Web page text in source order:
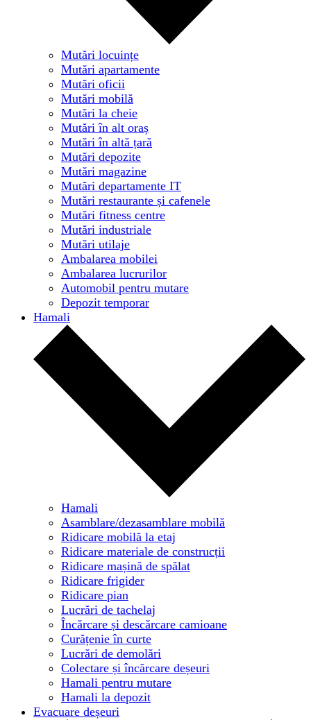
Mutări locuințe
Mutări apartamente
Mutări oficii
Mutări mobilă
Mutări la cheie
Mutări în alt oraș
Mutări în altă țară
Mutări depozite
Mutări magazine
Mutări departamente IT
Mutări restaurante și cafenele
Mutări fitness centre
Mutări industriale
Mutări utilaje
Ambalarea mobilei
Ambalarea lucrurilor
Automobil pentru mutare
Depozit temporar
Hamali
Hamali
Asamblare/dezasamblare mobilă
Ridicare mobilă la etaj
Ridicare materiale de construcții
Ridicare mașină de spălat
Ridicare frigider
Ridicare pian
Lucrări de tachelaj
Încărcare și descărcare camioane
Curățenie în curte
Lucrări de demolări
Colectare și încărcare deșeuri
Hamali pentru mutare
Hamali la depozit
Evacuare deșeuri